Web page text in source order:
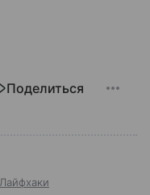
Поделиться
Лайфхаки